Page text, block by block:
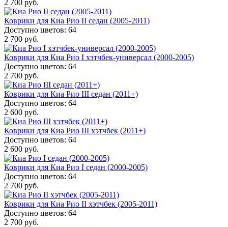
2 700 руб.
Коврики для Киа Рио II седан (2005-2011)
Доступно цветов: 64
2 700 руб.
Коврики для Киа Рио I хэтчбек-универсал (2000-2005)
Доступно цветов: 64
2 700 руб.
Коврики для Киа Рио III седан (2011+)
Доступно цветов: 64
2 600 руб.
Коврики для Киа Рио III хэтчбек (2011+)
Доступно цветов: 64
2 600 руб.
Коврики для Киа Рио I седан (2000-2005)
Доступно цветов: 64
2 700 руб.
Коврики для Киа Рио II хэтчбек (2005-2011)
Доступно цветов: 64
2 700 руб.